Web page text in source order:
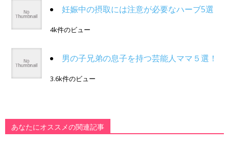
妊娠中の摂取には注意が必要なハーブ5選
4k件のビュー
男の子兄弟の息子を持つ芸能人ママ５選！
3.6k件のビュー
あなたにオススメの関連記事